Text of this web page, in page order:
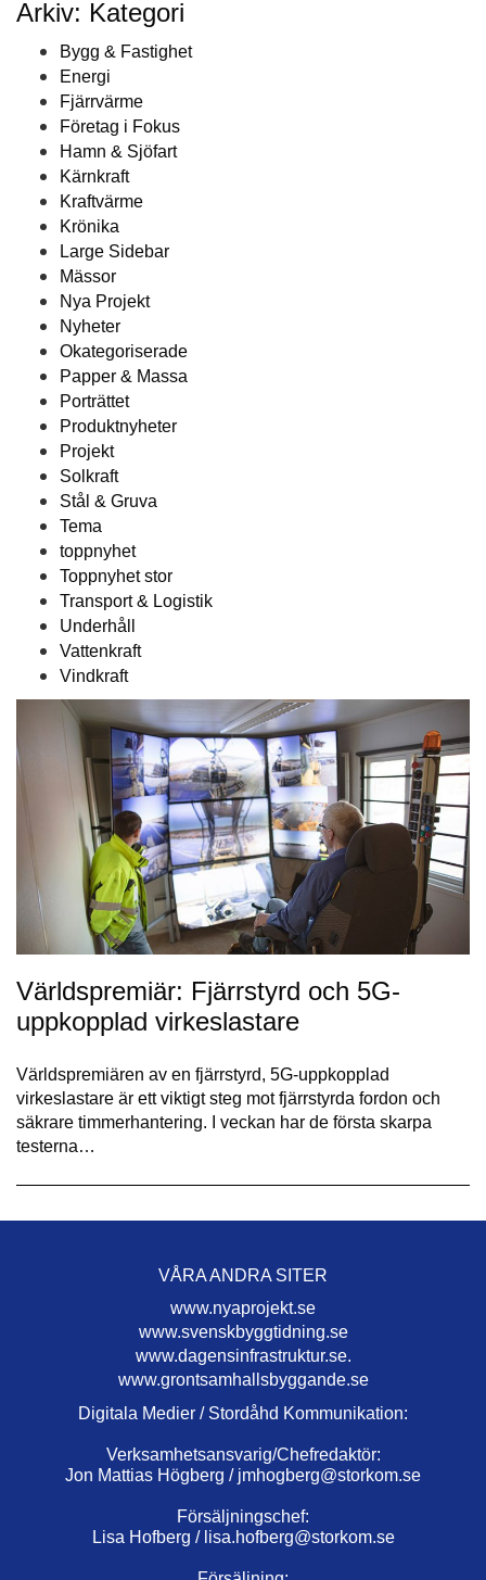
Arkiv: Kategori
Bygg & Fastighet
Energi
Fjärrvärme
Företag i Fokus
Hamn & Sjöfart
Kärnkraft
Kraftvärme
Krönika
Large Sidebar
Mässor
Nya Projekt
Nyheter
Okategoriserade
Papper & Massa
Porträttet
Produktnyheter
Projekt
Solkraft
Stål & Gruva
Tema
toppnyhet
Toppnyhet stor
Transport & Logistik
Underhåll
Vattenkraft
Vindkraft
Världspremiär: Fjärrstyrd och 5G-
uppkopplad virkeslastare
Världspremiären av en fjärrstyrd, 5G-uppkopplad
virkeslastare är ett viktigt steg mot fjärrstyrda fordon och
säkrare timmerhantering. I veckan har de första skarpa
testerna…
VÅRA ANDRA SITER
www.nyaprojekt.se
www.svenskbyggtidning.se
www.dagensinfrastruktur.se.
www.grontsamhallsbyggande.se
Digitala Medier / Stordåhd Kommunikation:
Verksamhetsansvarig/Chefredaktör:
Jon Mattias Högberg / jmhogberg@storkom.se
Försäljningschef:
Lisa Hofberg / lisa.hofberg@storkom.se